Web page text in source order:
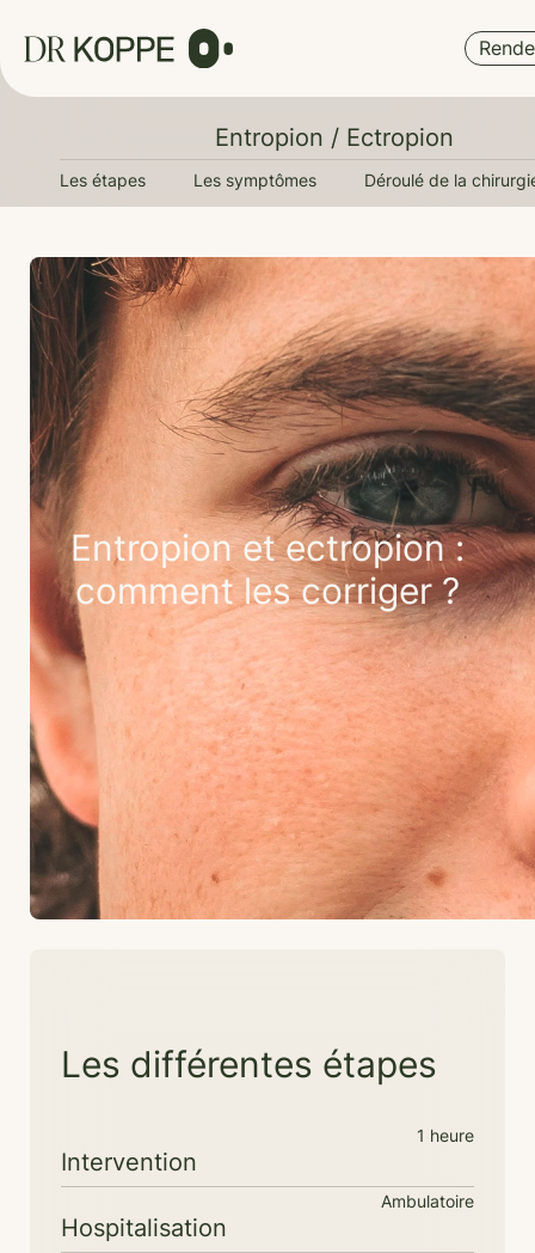
Entropion / Ectropion
Les étapes Les symptômes Déroulé de la
Entropion et ectropion :
comment les corriger ?
Les différentes étapes
Intervention
1 heure
Hospitalisation
Ambulatoire